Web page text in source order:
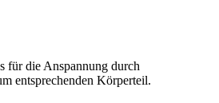
für die Anspannung durch
entsprechenden Körperteil.